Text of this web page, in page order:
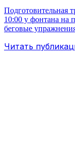
Подготовительная
10:00 у фонтана на
беговые
Читать